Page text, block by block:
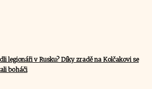
legionáři v Rusku? Díky zradě na Kolčakovi se
boháči